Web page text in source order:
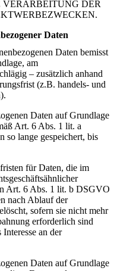
DER
Daten
Daten bemisst
am
– zusätzlich anhand
(z.B. handels- und
Daten auf Grundlage
Art. 6 Abs. 1 lit. a
so lange gespeichert, bis
für Daten, die im
Art. 6 Abs. 1 lit. b DSGVO
nach Ablauf der
sofern sie nicht mehr
erforderlich sind
an der
Daten auf Grundlage